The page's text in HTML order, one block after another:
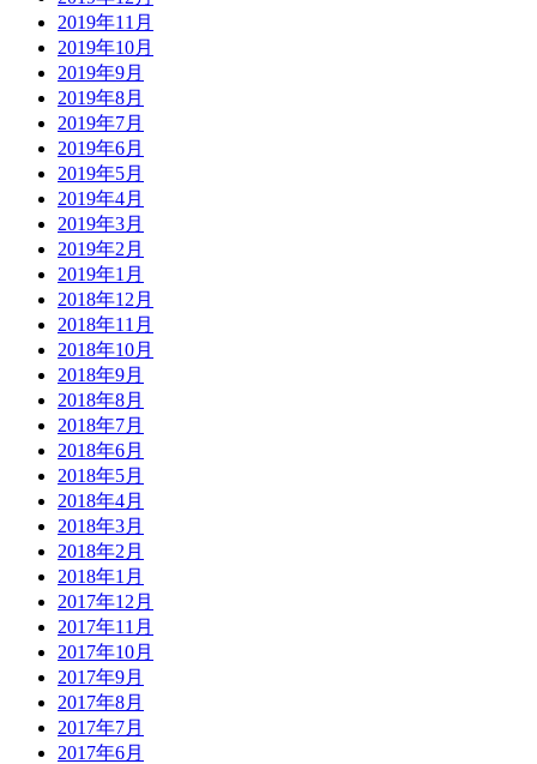
2019年11月
2019年10月
2019年9月
2019年8月
2019年7月
2019年6月
2019年5月
2019年4月
2019年3月
2019年2月
2019年1月
2018年12月
2018年11月
2018年10月
2018年9月
2018年8月
2018年7月
2018年6月
2018年5月
2018年4月
2018年3月
2018年2月
2018年1月
2017年12月
2017年11月
2017年10月
2017年9月
2017年8月
2017年7月
2017年6月